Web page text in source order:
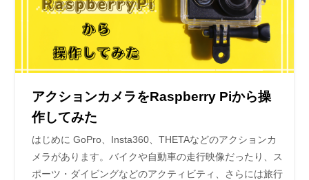
アクションカメラをRaspberry Piから操
作してみた
はじめに GoPro、Insta360、THETAなどのアクションカ
メラがあります。バイクや自動車の走行映像だったり、ス
ポーツ・ダイビングなどのアクティビティ、さらには旅行